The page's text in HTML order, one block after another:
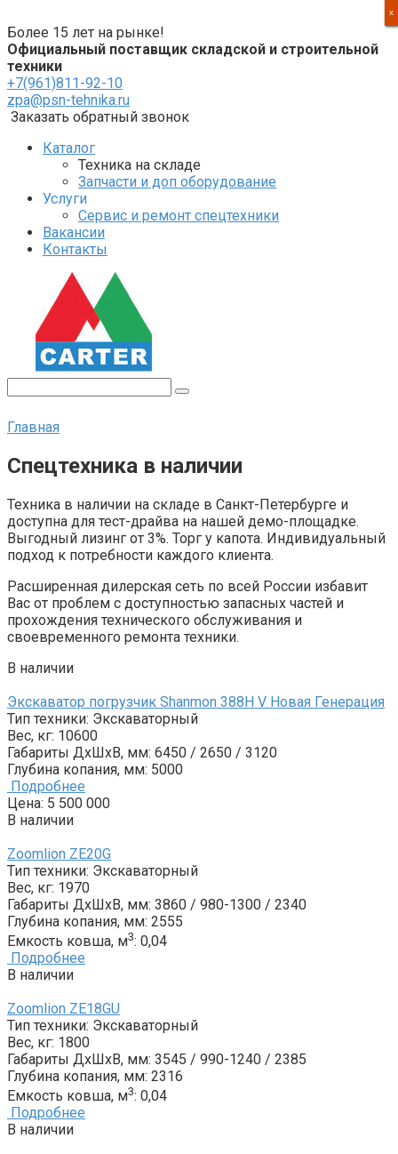
к
контенту
Более 15 лет на рынке!
Официальный поставщик складской и строительной
техники
+7(961)811-92-10
zpa@psn-tehnika.ru
Заказать обратный звонок
Каталог
Техника на складе
Запчасти и доп оборудование
Услуги
Сервис и ремонт спецтехники
Вакансии
Контакты
Главная
Спецтехника в наличии
Техника в наличии на складе в Санкт-Петербурге и
доступна для тест-драйва на нашей демо-площадке.
Выгодный лизинг от 3%. Торг у капота. Индивидуальный
подход к потребности каждого клиента.
Расширенная дилерская сеть по всей России избавит
Вас от проблем с доступностью запасных частей и
прохождения технического обслуживания и
своевременного ремонта техники.
В наличии
Экскаватор погрузчик Shanmon 388H V Новая Генерация
Тип техники: Экскаваторный
Вес, кг: 10600
Габариты ДxШxВ, мм: 6450 / 2650 / 3120
Глубина копания, мм: 5000
Подробнее
Цена: 5 500 000
В наличии
Zoomlion ZE20G
Тип техники: Экскаваторный
Вес, кг: 1970
Габариты ДxШxВ, мм: 3860 / 980-1300 / 2340
Глубина копания, мм: 2555
Емкость ковша, м3: 0,04
Подробнее
В наличии
Zoomlion ZE18GU
Тип техники: Экскаваторный
Вес, кг: 1800
Габариты ДxШxВ, мм: 3545 / 990-1240 / 2385
Глубина копания, мм: 2316
Емкость ковша, м3: 0,04
Подробнее
В наличии
X
X
X
X